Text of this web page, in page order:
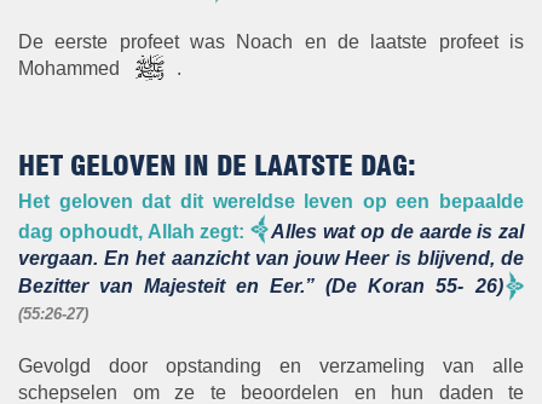
De eerste profeet was Noach en de laatste profeet is
Mohammed
.
HET GELOVEN IN DE LAATSTE DAG:
Het geloven dat dit wereldse leven op een bepaalde
dag ophoudt, Allah zegt:
Alles wat op de aarde is zal
vergaan. En het aanzicht van jouw Heer is blijvend, de
Bezitter van Majesteit en Eer.” (De Koran 55- 26)
(55:26-27)
Gevolgd door opstanding en verzameling van alle
schepselen om ze te beoordelen en hun daden te